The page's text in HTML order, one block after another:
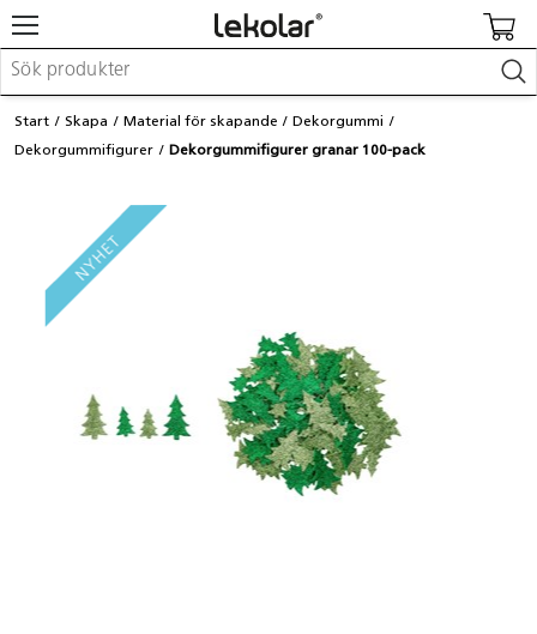
Möbler & inredning
Lekplatsutrustning & utemiljö
Barnvagnar & småbarnsartiklar
Skolförbrukning & kontorsmaterial
Logga in / Registrera dig
Kontakta Lekolar
Start Skapa Material för skapande
Dekorgummi
Dekorgummifigurer
Dekorgummifigurer granar 100-pack